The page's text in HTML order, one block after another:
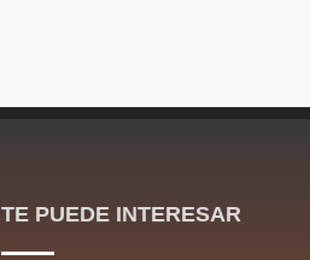
TE PUEDE INTERESAR